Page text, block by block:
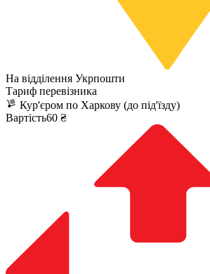
На відділення Укрпошти
Тариф перевізника
Кур'єром по Харкову (до під'їзду)
Вартість60 ₴